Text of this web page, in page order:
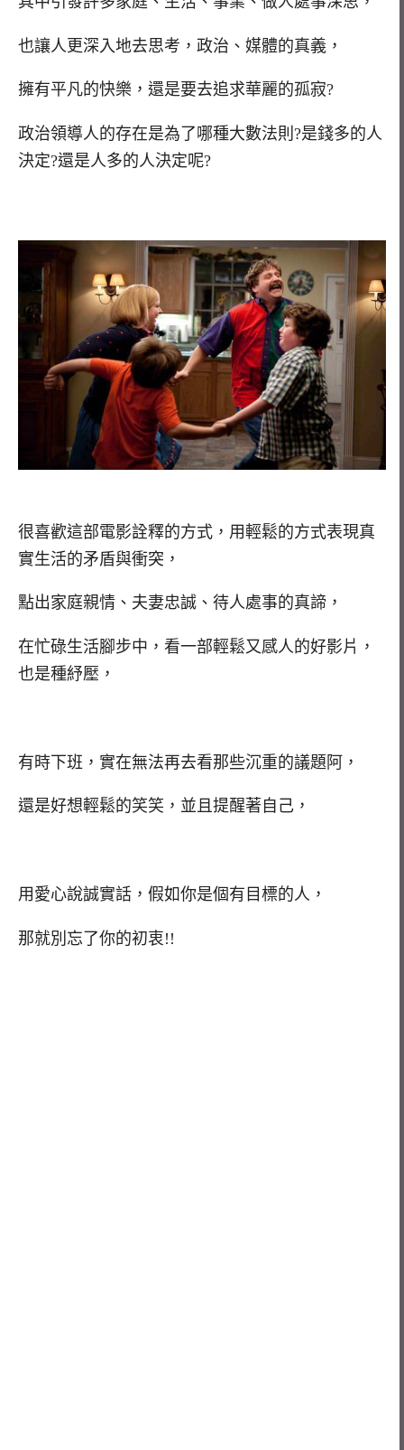
也讓人更深入地去思考，政治、媒體的真義，
擁有平凡的快樂，還是要去追求華麗的孤寂?
政治領導人的存在是為了哪種大數法則?是錢多的人
決定?還是人多的人決定呢?
很喜歡這部電影詮釋的方式，用輕鬆的方式表現真
實生活的矛盾與衝突，
點出家庭親情、夫妻忠誠、待人處事的真諦，
在忙碌生活腳步中，看一部輕鬆又感人的好影片，
也是種紓壓，
有時下班，實在無法再去看那些沉重的議題阿，
還是好想輕鬆的笑笑，並且提醒著自己，
用愛心說誠實話，假如你是個有目標的人，
那就別忘了你的初衷!!